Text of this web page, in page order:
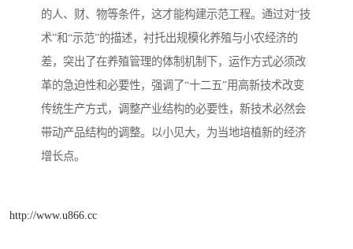
的人、财、物等条件，这才能构建示范工程。通过对“技
术”和“示范”的描述，衬托出规模化养殖与小农经济的
差，突出了在养殖管理的体制机制下，运作方式必须改
革的急迫性和必要性，强调了“十二五”用高新技术改变
传统生产方式，调整产业结构的必要性，新技术必然会
带动产品结构的调整。以小见大，为当地培植新的经济
增长点。
http://www.u866.cc